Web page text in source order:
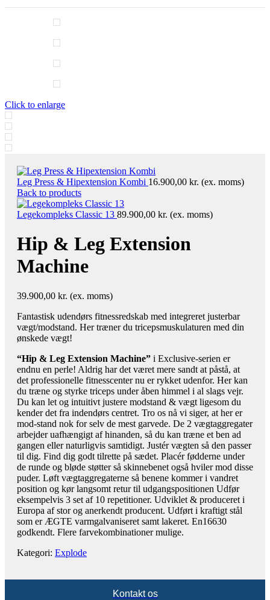
Click to enlarge
Leg Press & Hipextension Kombi 16.900,00 kr. (ex. moms)
Back to products
Legekompleks Classic 13 89.900,00 kr. (ex. moms)
Hip & Leg Extension
Machine
39.900,00 kr. (ex. moms)
Fantastisk udendørs fitnessredskab med integreret justerbar
vægt/modstand. Her træner du tricepsmuskulaturen med din
ønskede vægt!
“Hip & Leg Extension Machine” i Exclusive-serien er
endnu en perle! Aldrig har det været mere sandt at påstå, at
det professionelle fitnesscenter nu er rykket udenfor. Her kan
du træne og styrke triceps under åben himmel i al slags vejr.
Du kan let og intuitivt justere modstand & vægt ligesom du
kender det fra indendørs centret. Tro os nå vi siger, at her er
mod-stand nok for selv de mest garvede. De 2 vægtaggregater
arbejder uafhængigt af hinanden, så du kan træne et ben ad
gangen eller naturligvis samtidigt. Justér vægten så den passer
til dig. Find dig godt tilrette på sædet. Placér fødderne under
de runde og bløde støtter så skinnebenet også hviler mod disse
puder. Løft vægtaggregaterne så benene kommer i vandret
position og kør langsomt retur til udgangspositionen Udfør
eksempelvis 3 set af 10 repetitioner. Udviklet & produceret i
Europa af stor og anerkendt producent. Udført i kraftigt stål
som er ÆGTE varmgalvaniseret samt lakeret. En16630
godkendt. Flere farvekombinationer mulige.
Kategori: Explode
Kontakt os